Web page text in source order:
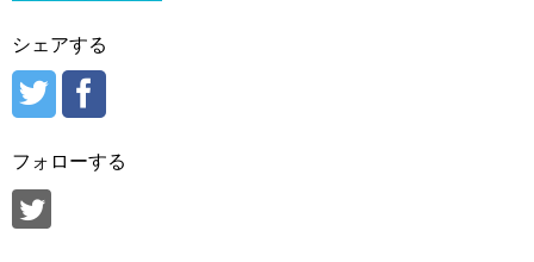
シェアする
フォローする